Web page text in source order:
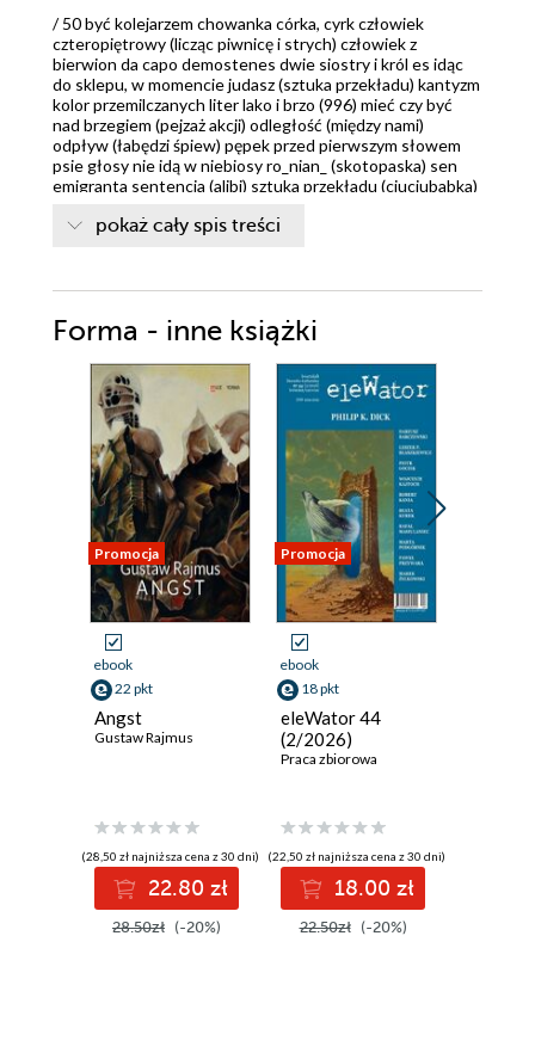
/ 50 być kolejarzem chowanka córka, cyrk człowiek
czteropiętrowy (licząc piwnicę i strych) człowiek z
bierwion da capo demostenes dwie siostry i król es idąc
do sklepu, w momencie judasz (sztuka przekładu) kantyzm
kolor przemilczanych liter lako i brzo (996) mieć czy być
nad brzegiem (pejzaż akcji) odległość (między nami)
odpływ (łabędzi śpiew) pępek przed pierwszym słowem
psie głosy nie idą w niebiosy ro_nian_ (skotopaska) sen
emigranta sentencja (alibi) sztuka przekładu (ciuciubabka)
gity danon (drugi właśnie poszedł do druku) trzy gwiazdki
pokaż cały spis treści
Forma - inne książki
Promocja
ebook
22 pkt
Angst
Gustaw Rajmus
(28,50 zł najniższa cena z 30 dni)
22.80 zł
28.50zł (-20%)
Promocja
ebook
18 pkt
eleWator 44
(2/2026)
Praca zbiorowa
(22,50 zł najniższa cena z 30 dni)
18.00 zł
22.50zł (-20%)